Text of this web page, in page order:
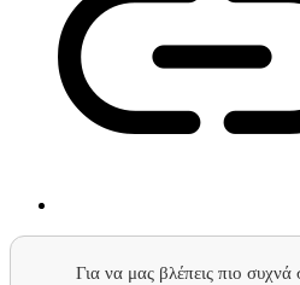
Για να μας βλέπεις πιο